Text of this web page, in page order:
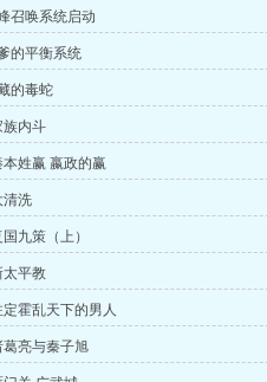
召唤系统启动
的平衡系统
的毒蛇
族内斗
本姓赢 嬴政的赢
清洗
九策（上）
太平教
霍乱天下的男人
葛亮与秦子旭